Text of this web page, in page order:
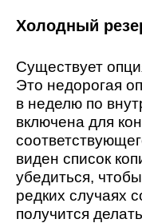
Холодный
Существует
Это недорогая
в неделю по
включена для
виден список
убедиться,
редких случаях
получится